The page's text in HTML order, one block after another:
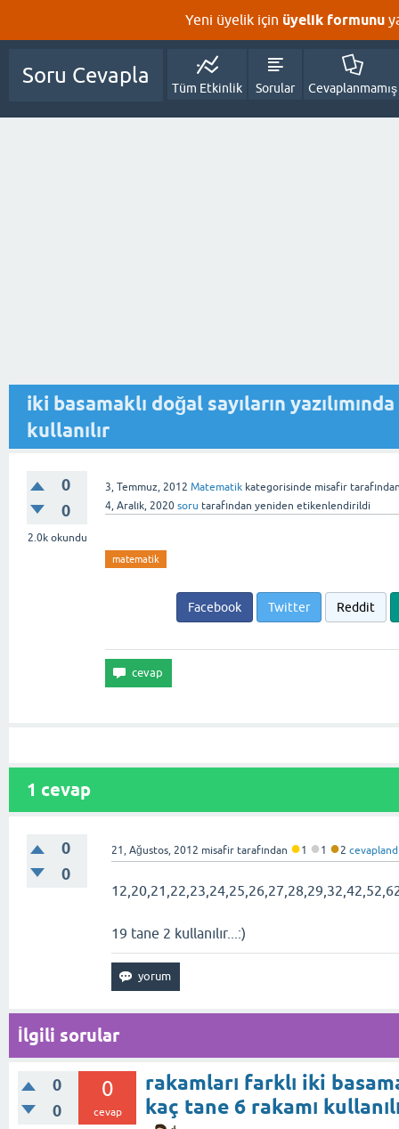
Yeni üyelik için üyelik formunu
Soru Cevapla
Tüm Etkinlik Sorular Cevaplanmamış
iki basamaklı doğal sayıların
kullanılır
0
0
2.0kokundu
3, Temmuz, 2012 Matematik kategorisinde misafir
4, Aralık, 2020 soru tarafından yeniden etikenlendirildi
matematik
Facebook Twitter Reddit
1 cevap
0
0
21, Ağustos, 2012 misafir tarafından ●1 ● 1 ●2
19 tane 2 kullanılır...:)
İlgili sorular
0
0
0
cevap
rakamları farklı iki
kaç tane 6 rakamı